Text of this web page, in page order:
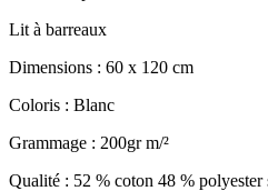
Lit à barreaux
Dimensions : 60 x 120 cm
Coloris : Blanc
Grammage : 200gr m/²
Qualité : 52 % coton 48 %